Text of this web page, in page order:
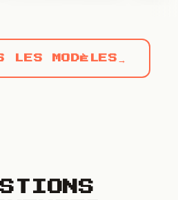
LES MODÈLES